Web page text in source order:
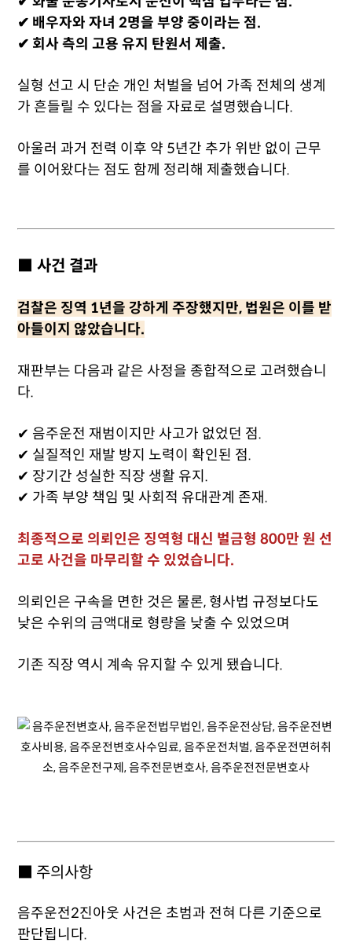
✔ 배우자와 자녀 2명을 부양 중이라는 점.
✔ 회사 측의 고용 유지 탄원서 제출.
실형 선고 시 단순 개인 처벌을 넘어 가족 전체의 생계
가 흔들릴 수 있다는 점을 자료로 설명했습니다.
아울러 과거 전력 이후 약 5년간 추가 위반 없이 근무
를 이어왔다는 점도 함께 정리해 제출했습니다.
■ 사건 결과
검찰은 징역 1년을 강하게 주장했지만, 법원은 이를 받
아들이지 않았습니다.
재판부는 다음과 같은 사정을 종합적으로 고려했습니
다.
✔ 음주운전 재범이지만 사고가 없었던 점.
✔ 실질적인 재발 방지 노력이 확인된 점.
✔ 장기간 성실한 직장 생활 유지.
✔ 가족 부양 책임 및 사회적 유대관계 존재.
최종적으로 의뢰인은 징역형 대신 벌금형 800만 원 선
고로 사건을 마무리할 수 있었습니다.
의뢰인은 구속을 면한 것은 물론, 형사법 규정보다도
낮은 수위의 금액대로 형량을 낮출 수 있었으며
기존 직장 역시 계속 유지할 수 있게 됐습니다.
■ 주의사항
음주운전2진아웃 사건은 초범과 전혀 다른 기준으로
판단됩니다.